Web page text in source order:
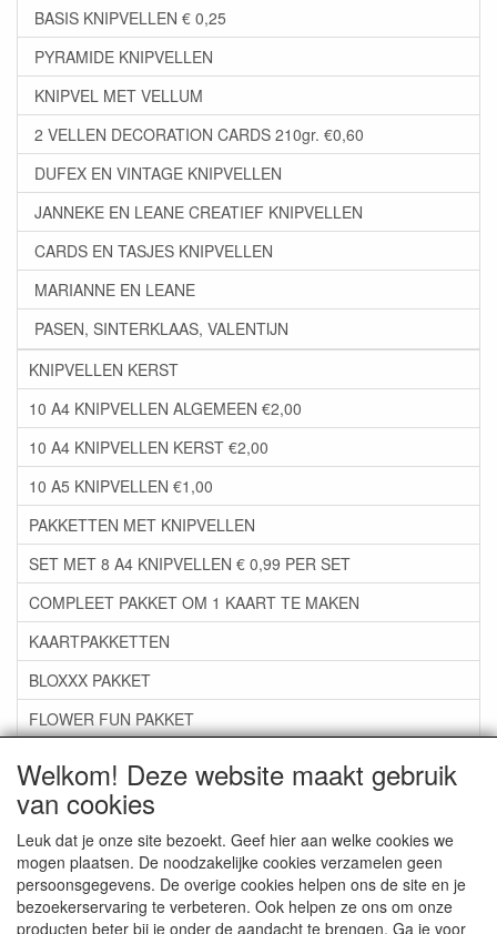
Welkom! Deze website maakt gebruik
van cookies
Leuk dat je onze site bezoekt. Geef hier aan welke cookies we
mogen plaatsen. De noodzakelijke cookies verzamelen geen
persoonsgegevens. De overige cookies helpen ons de site en je
bezoekerservaring te verbeteren. Ook helpen ze ons om onze
producten beter bij je onder de aandacht te brengen. Ga je voor
BASIS KNIPVELLEN € 0,25
PYRAMIDE KNIPVELLEN
KNIPVEL MET VELLUM
2 VELLEN DECORATION CARDS 210gr. €0,60
DUFEX EN VINTAGE KNIPVELLEN
JANNEKE EN LEANE CREATIEF KNIPVELLEN
CARDS EN TASJES KNIPVELLEN
MARIANNE EN LEANE
PASEN, SINTERKLAAS, VALENTIJN
KNIPVELLEN KERST
10 A4 KNIPVELLEN ALGEMEEN €2,00
10 A4 KNIPVELLEN KERST €2,00
10 A5 KNIPVELLEN €1,00
PAKKETTEN MET KNIPVELLEN
SET MET 8 A4 KNIPVELLEN € 0,99 PER SET
COMPLEET PAKKET OM 1 KAART TE MAKEN
KAARTPAKKETTEN
BLOXXX PAKKET
FLOWER FUN PAKKET
***GROEP 06*** TAPE/LIJM SNIJMALLEN STEMPELS
***GROEP 07*** KAARTEN +SCRAP TOEBEHOREN
***GROEP 08*** TEKENEN EN KLEUREN, GELPEN,MARKER
***GROEP 09*** KRALEN EN TOEBEHOREN
***GROEP 10*** WENSKAARTEN MET ENV. €0,75